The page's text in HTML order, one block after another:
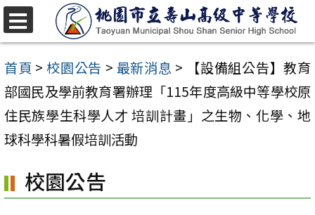
跳
至
主
要
內
容
首頁 > 校園公告 > 最新消息 >
【設備組公告】教育
部國民及學前教育署辦理「115年度高級中等學校原
住民族學生科學人才 培訓計畫」之生物、化學、地
球科學科暑假培訓活動
校園公告
選
單